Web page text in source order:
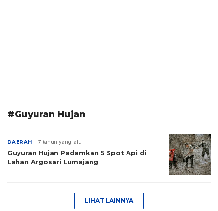
#Guyuran Hujan
DAERAH 7 tahun yang lalu
Guyuran Hujan Padamkan 5 Spot Api di
Lahan Argosari Lumajang
LIHAT LAINNYA